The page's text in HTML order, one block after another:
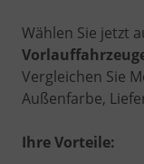
Wählen Sie jetzt
Vergleichen Sie
Außenfarbe,
Ihre Vorteile: